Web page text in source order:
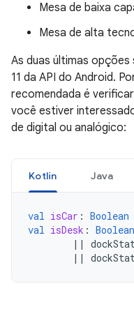
Mesa de baixa
Mesa de alta
As duas últimas opções
11 da API do Android.
recomendada é
você estiver
de digital ou analógico:
Kotlin Java
val isCar : Boolean
val isDesk : Boolean
||
||